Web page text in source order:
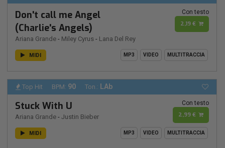
Don't call me Angel
(Charlie's Angels)
Ariana Grande - Miley Cyrus - Lana Del Rey
Con testo
2,19 €
MIDI MP3 VIDEO MULTITRACCIA
Top Hit BPM: 90 Ton.: LAb
Stuck With U
Ariana Grande - Justin Bieber
Con testo
2,99 €
MIDI MP3 VIDEO MULTITRACCIA